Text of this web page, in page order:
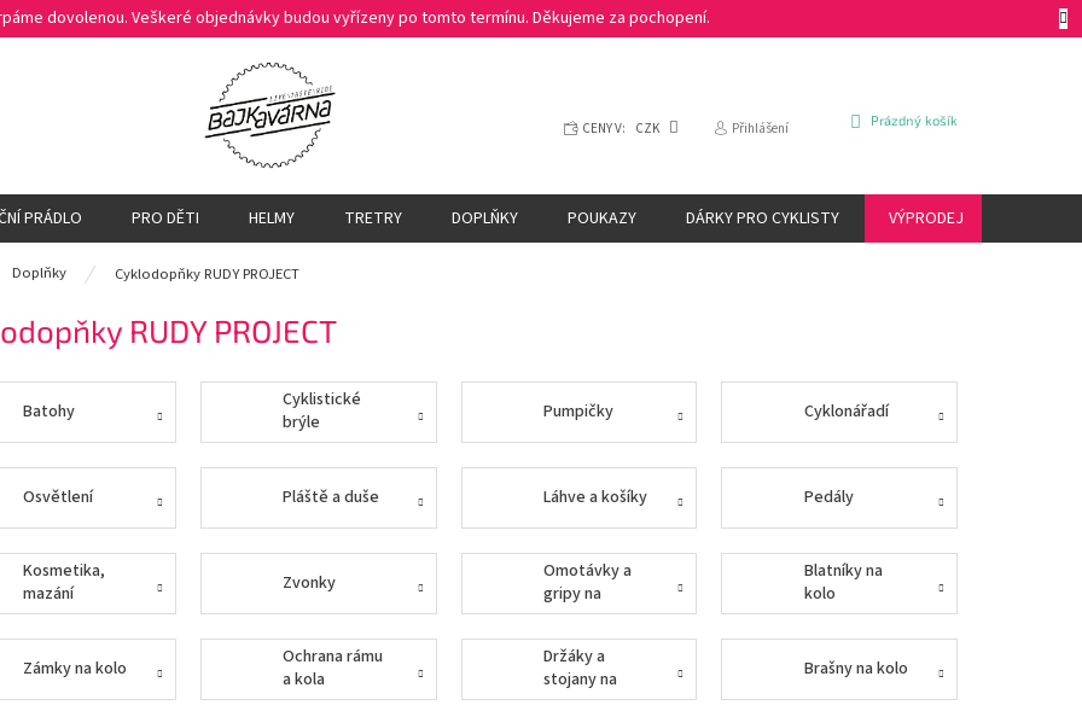
dovolenou. Veškeré objednávky budou vyřízeny po tomto termínu. Děkujeme za pochopení.
CENY V: CZK Přihlášení
NÁKUPNÍ
Prázdný košík
PRÁDLO PRO DĚTI HELMY TRETRY DOPLŇKY POUKAZY DÁRKY PRO CYKLISTY VÝPRODEJ
Doplňky Cyklodopňky RUDY PROJECT
RUDY PROJECT
Batohy
Cyklistické
brýle
Pumpičky Cyklonářadí
Osvětlení Pláště a duše Láhve a košíky Pedály
Kosmetika,
mazání
Zvonky
Omotávky a
gripy na
řidítka
Blatníky na
kolo
Zámky na kolo
Ochrana rámu
a kola
Držáky a
stojany na
kola
Brašny na kolo